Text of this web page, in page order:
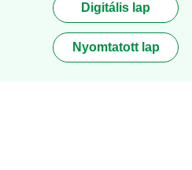
Digitális lap
Nyomtatott lap